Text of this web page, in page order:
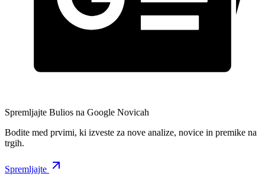
Spremljajte Bulios na Google Novicah
Bodite med prvimi, ki izveste za nove analize, novice in premike na
trgih.
Spremljajte